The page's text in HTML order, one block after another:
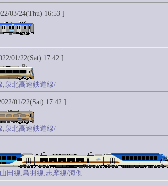
03/24(Thu) 16:53 ]
01/22(Sat) 17:42 ]
,泉北高速鉄道線/
01/22(Sat) 17:42 ]
,泉北高速鉄道線/
田線,鳥羽線,志摩線/海側